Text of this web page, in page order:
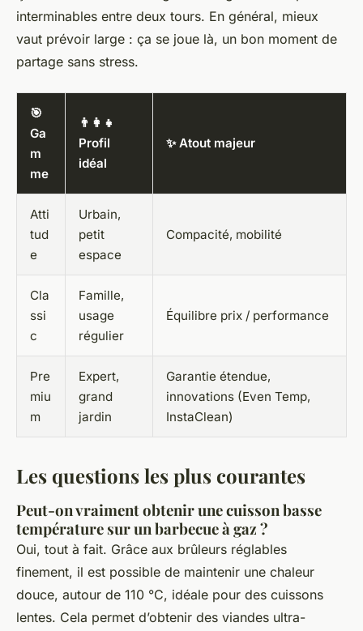
interminables entre deux tours. En général, mieux
vaut prévoir large : ça se joue là, un bon moment de
partage sans stress.
🎯
Ga
m
me
👨‍👩‍👧
Profil
idéal
✨ Atout majeur
Atti
tud
e
Urbain,
petit
espace
Compacité, mobilité
Cla
ssi
c
Famille,
usage
régulier
Équilibre prix / performance
Pre
miu
m
Expert,
grand
jardin
Garantie étendue,
innovations (Even Temp,
InstaClean)
Les questions les plus courantes
Peut-on vraiment obtenir une cuisson basse
température sur un barbecue à gaz ?
Oui, tout à fait. Grâce aux brûleurs réglables
finement, il est possible de maintenir une chaleur
douce, autour de 110 °C, idéale pour des cuissons
lentes. Cela permet d’obtenir des viandes ultra-